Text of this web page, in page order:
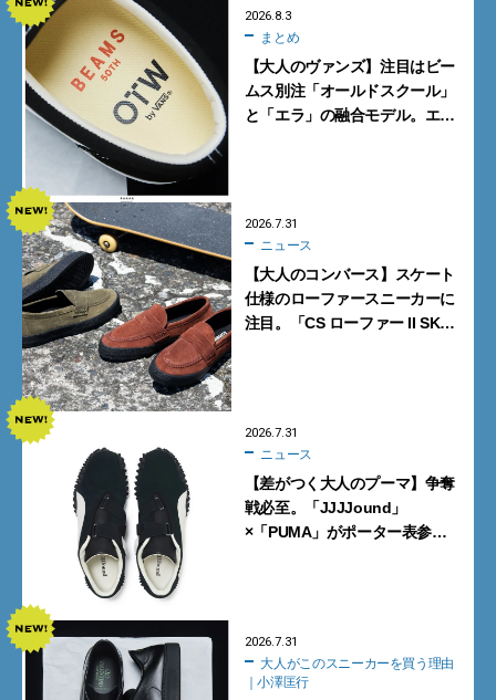
2026.8.3
まとめ
【大人のヴァンズ】注目はビー
ムス別注「オールドスクール」
と「エラ」の融合モデル。エ
2026.7.31
ニュース
【大人のコンバース】スケート
仕様のローファースニーカーに
注目。「CS ローファー II SK」
2026.7.31
ニュース
【差がつく大人のプーマ】争奪
戦必至。「JJJJound」
×「PUMA」がポーター表参道
2026.7.31
｜小澤匡行